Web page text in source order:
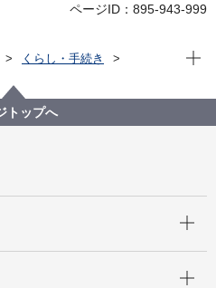
ページID：895-943-999
くらし・手続き
事をつくるには
ル）の作る、運営する
現在
トップへ